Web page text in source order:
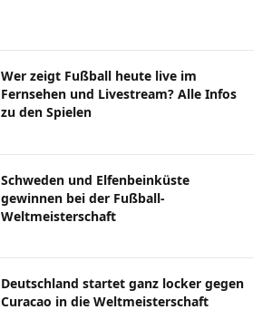
Wer zeigt Fußball heute live im
Fernsehen und Livestream? Alle Infos
zu den Spielen
Schweden und Elfenbeinküste
gewinnen bei der Fußball-
Weltmeisterschaft
Deutschland startet ganz locker gegen
Curacao in die Weltmeisterschaft